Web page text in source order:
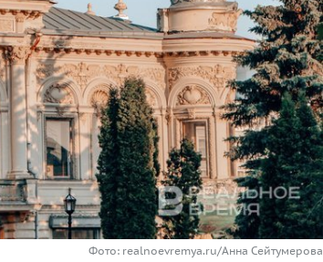
Фото: realnoevremya.ru/Анна Сейтумерова